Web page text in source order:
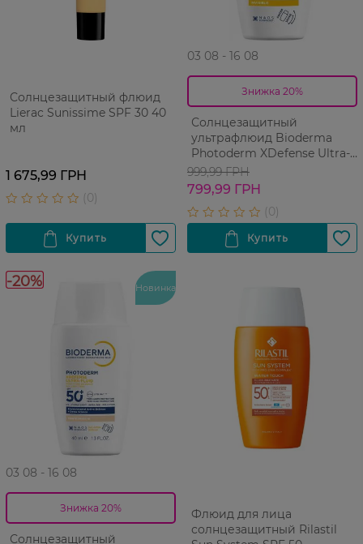
Солнцезащитный флюид
Lierac Sunissime SPF 30 40
мл
1 675,99 ГРН
03 08 - 16 08
Знижка 20%
Солнцезащитный
ультрафлюид Bioderma
Photoderm XDеfense Ultra-
Fluid SPF50+ Невидимый 40
мл
999,99 ГРН
799,99 ГРН
-20% Новинка
03 08 - 16 08
Знижка 20%
Солнцезащитный
Флюид для лица
солнцезащитный Rilastil